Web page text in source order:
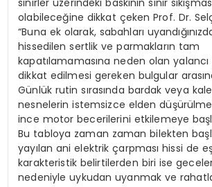
sinirler üzerindeki baskının sinir
olabileceğine dikkat çeken Prof. Dr.
“Buna ek olarak, sabahları
hissedilen sertlik ve parmakların tam
kapatılamamasına neden olan yalancı
dikkat edilmesi gereken bulgular
Günlük rutin sırasında bardak veya
nesnelerin istemsizce elden
ince motor becerilerini etkilemeye
Bu tabloya zaman zaman bilekten
yayılan ani elektrik çarpması hissi de
karakteristik belirtilerden biri ise
nedeniyle uykudan uyanmak ve